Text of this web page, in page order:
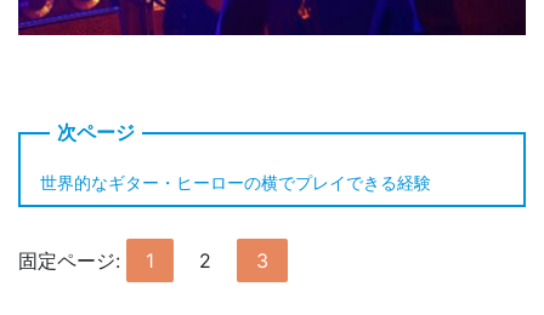
世界的なギター・ヒーローの横でプレイできる経験
固定ページ: 1 2 3